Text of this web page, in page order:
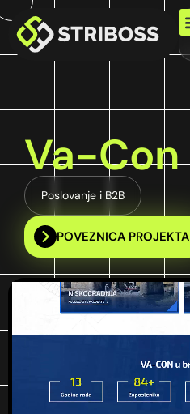
Va-Con
Poslovanje i B2B
POVEZNICA PROJEKTA